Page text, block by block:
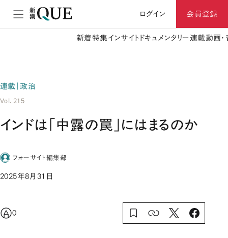
ログイン 会員登録
新着特集 インサイト ドキュメンタリー 連載動画
連載｜政治
Vol. 215
インドは「中露の罠」にはまるのか
フォーサイト編集部
2025年8月31日
0